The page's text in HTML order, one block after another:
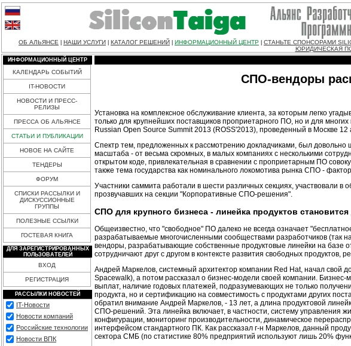
ОБ АЛЬЯНСЕ НАШИ УСЛУГИ КАТАЛОГ РЕШЕНИЙ ИНФОРМАЦИОННЫЙ ЦЕНТР СТАНЬТЕ СПОНСОРАМИ
ЮРИДИЧЕСКАЯ
ИНФОРМАЦИОННЫЙ ЦЕНТР
КАЛЕНДАРЬ СОБЫТИЙ
IT-НОВОСТИ
НОВОСТИ И ПРЕСС-
РЕЛИЗЫ
ПРЕССА ОБ АЛЬЯНСЕ
СТАТЬИ И ПУБЛИКАЦИИ
НОВОЕ НА САЙТЕ
ТЕНДЕРЫ
ФОРУМ
СПИСКИ РАССЫЛКИ И
ДИСКУССИОННЫЕ
ГРУППЫ
ПОЛЕЗНЫЕ ССЫЛКИ
ГОСТЕВАЯ КНИГА
ДЛЯ ЗАРЕГИСТРИРОВАННЫХ
ПОЛЬЗОВАТЕЛЕЙ
ВХОД
РЕГИСТРАЦИЯ
РАССЫЛКИ НОВОСТЕЙ
IT-Новости
Новости компаний
Российские технологии
Новости ВПК
СПО-вендоры
Установка на комплексное обслуживание клиента, за которым легко
только для крупнейших поставщиков проприетарного ПО, но и для
Russian Open Source Summit 2013 (ROSS'2013), проведенный в Москве
Спектр тем, предложенных к рассмотрению докладчиками, был довольно
масштаба - от весьма скромных, в малых компаниях с несколькими
открытом коде, привлекательная в сравнении с проприетарным ПО
также тема государства как номинального локомотива рынка СПО -
Участники саммита работали в шести различных секциях, участвовали
прозвучавших на секции "Корпоративные СПО-решения".
СПО для крупного бизнеса - линейка продуктов
Общеизвестно, что "свободное" ПО далеко не всегда означает
разрабатываемые многочисленными сообществами разработчиков (так
вендоры, разрабатывающие собственные продуктовые линейки на базе
сотрудничают друг с другом в контексте развития свободных продуктов,
Андрей Маркелов, системный архитектор компании Red Hat, начал свой
Spacewalk), а потом рассказал о бизнес-модели своей компании.
выплат, наличие годовых платежей, подразумевающих не только
продукта, но и сертификацию на совместимость с продуктами других
обратил внимание Андрей Маркелов, - 13 лет, а длина продуктовой
СПО-решений. Эта линейка включает, в частности, систему управления
конфигурации, мониторинг производительности, динамическое
интерфейсом стандартного ПК. Как рассказал г-н Маркелов, данный
сектора СМБ (по статистике 80% предприятий используют лишь 20%